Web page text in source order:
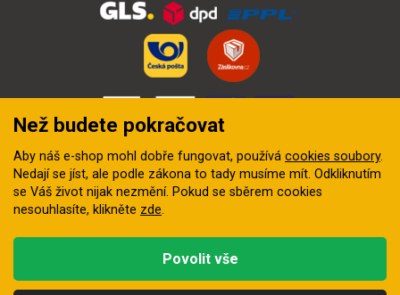
digitální agentura FEO
Než budete pokračovat
Aby náš e-shop mohl dobře fungovat, používá cookies soubory.
Nedají se jíst, ale podle zákona to tady musíme mít. Odkliknutím
se Váš život nijak nezmění. Pokud se sběrem cookies
nesouhlasíte, klikněte zde.
Povolit vše